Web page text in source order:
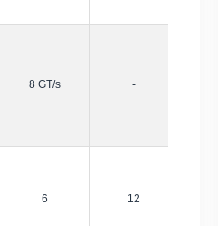
8 GT/s -
6 12